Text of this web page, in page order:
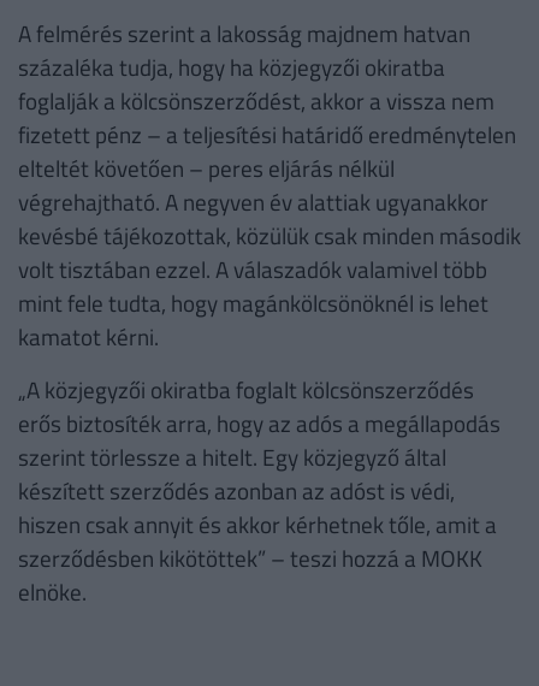
A felmérés szerint a lakosság majdnem hatvan
százaléka tudja, hogy ha közjegyzői okiratba
foglalják a kölcsönszerződést, akkor a vissza nem
fizetett pénz – a teljesítési határidő eredménytelen
elteltét követően – peres eljárás nélkül
végrehajtható. A negyven év alattiak ugyanakkor
kevésbé tájékozottak, közülük csak minden második
volt tisztában ezzel. A válaszadók valamivel több
mint fele tudta, hogy magánkölcsönöknél is lehet
kamatot kérni.
„A közjegyzői okiratba foglalt kölcsönszerződés
erős biztosíték arra, hogy az adós a megállapodás
szerint törlessze a hitelt. Egy közjegyző által
készített szerződés azonban az adóst is védi,
hiszen csak annyit és akkor kérhetnek tőle, amit a
szerződésben kikötöttek” – teszi hozzá a MOKK
elnöke.